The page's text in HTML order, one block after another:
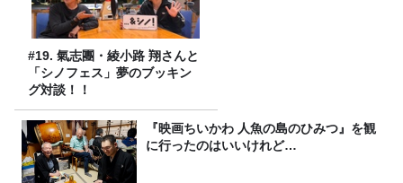
#19. 氣志團・綾小路 翔さんと
「シノフェス」夢のブッキン
グ対談！！
『映画ちいかわ 人魚の島のひみつ』を観
に行ったのはいいけれど…